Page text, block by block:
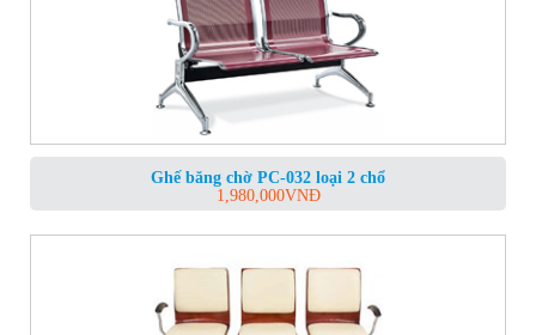
Ghế băng chờ PC-032 loại 2 chổ
1,980,000VNĐ